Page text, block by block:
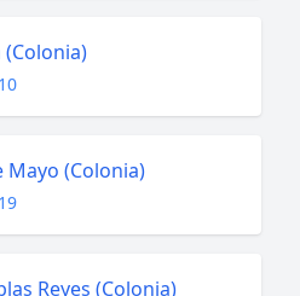
(Colonia)
Mayo (Colonia)
Reyes (Colonia)